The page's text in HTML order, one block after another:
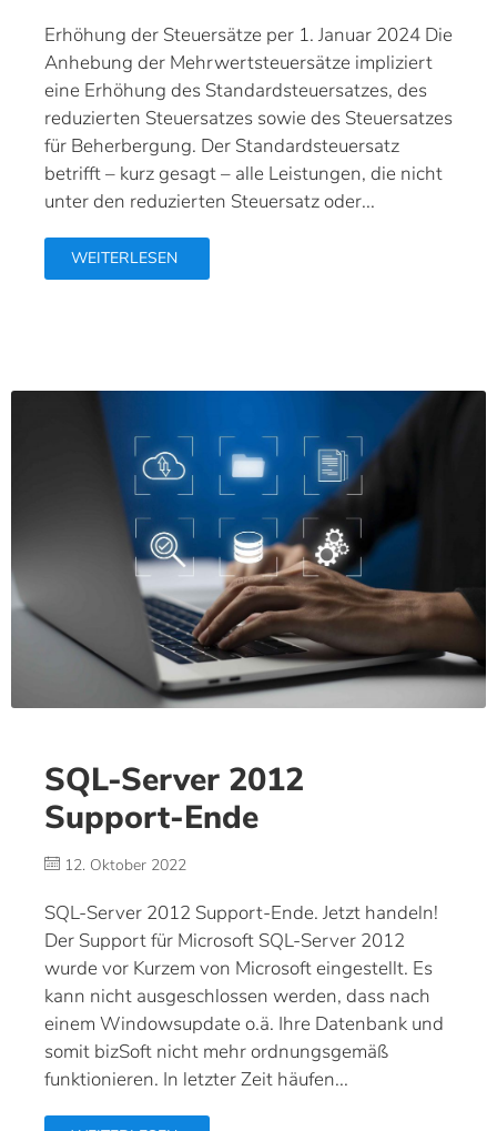
Erhöhung der Steuersätze per 1. Januar 2024 Die
Anhebung der Mehrwertsteuersätze impliziert
eine Erhöhung des Standardsteuersatzes, des
reduzierten Steuersatzes sowie des Steuersatzes
für Beherbergung. Der Standardsteuersatz
betrifft – kurz gesagt – alle Leistungen, die nicht
unter den reduzierten Steuersatz oder...
WEITERLESEN
SQL-Server 2012
Support-Ende
12. Oktober 2022
SQL-Server 2012 Support-Ende. Jetzt handeln!
Der Support für Microsoft SQL-Server 2012
wurde vor Kurzem von Microsoft eingestellt. Es
kann nicht ausgeschlossen werden, dass nach
einem Windowsupdate o.ä. Ihre Datenbank und
somit bizSoft nicht mehr ordnungsgemäß
funktionieren. In letzter Zeit häufen...